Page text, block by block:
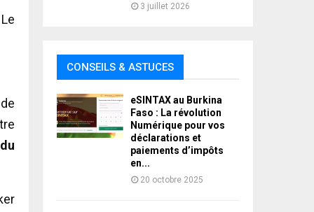
3 juillet 2026
CONSEILS & ASTUCES
eSINTAX au Burkina
Faso : La révolution
Numérique pour vos
déclarations et
paiements d’impôts
en...
20 octobre 2025